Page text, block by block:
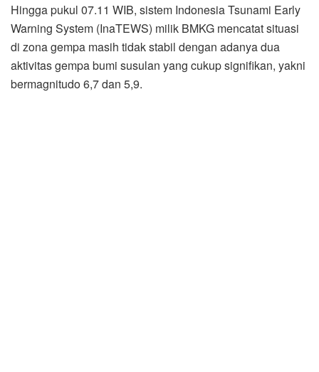
Hingga pukul 07.11 WIB, sistem Indonesia Tsunami Early
Warning System (InaTEWS) milik BMKG mencatat situasi
di zona gempa masih tidak stabil dengan adanya dua
aktivitas gempa bumi susulan yang cukup signifikan, yakni
bermagnitudo 6,7 dan 5,9.